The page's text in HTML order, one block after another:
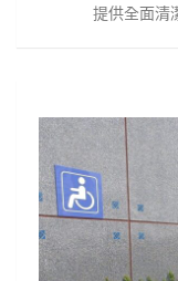
提供全面清
居
家
與
工
地
清